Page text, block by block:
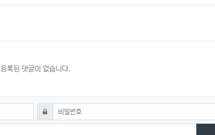
등록된 댓글이 없습니다.
비밀번호필수